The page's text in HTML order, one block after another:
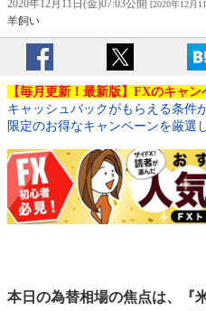
2020年12月11日(金)07:03公開 [2020年12月
羊飼い
【毎月更新！最新版】FXのキャン
キャッシュバックがもらえる条件
限定のお得なキャンペーンを厳選
本日の為替相場の焦点は、『